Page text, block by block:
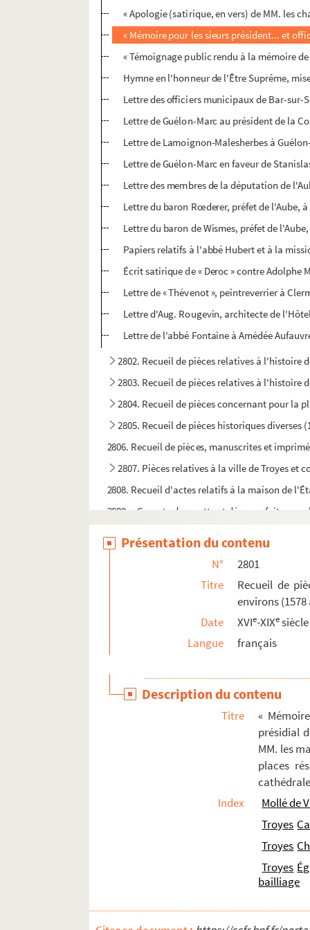
« Apologie (satirique, en vers) de MM. les
« Mémoire pour les sieurs président... et
« Témoignage public rendu à la mémoire
Hymne en l'honneur de l'Être Suprême,
Lettre des officiers municipaux de Bar-sur-
Lettre de Guélon-Marc au président de la
Lettre de Lamoignon-Malesherbes à
Lettre de Guélon-Marc en faveur de
Lettre des membres de la députation de
Lettre du baron Rœderer, préfet de l'Aube,
Lettre du baron de Wismes, préfet de
Papiers relatifs à l'abbé Hubert et à la
Écrit satirique de « Deroc » contre Adolphe
Lettre de « Thévenot », peintreverrier à
Lettre d'Aug. Rougevin, architecte de
Lettre de l'abbé Fontaine à Amédée
2802. Recueil de pièces relatives à l'histoire
2803. Recueil de pièces relatives à l'histoire
2804. Recueil de pièces concernant pour la
2805. Recueil de pièces historiques diverses
2806. Recueil de pièces, manuscrites et
2807. Pièces relatives à la ville de Troyes et
2808. Recueil d'actes relatifs à la maison de
2809. « Compte de recette et dépense faite
2813. « Le doigt de Dieu », vers, par Louis Morin
2814. « Plan d'une ferme scituée à Valantigni
2815. Documents manuscrits et imprimés,
2817. Recueil de lettres, dont la plupart
2818. Inventaire des titres de la ville de
Dieu et l'homme
2820. « Essay de métaphysique dans les
2821. Traité des opérations de chirurgie
2822. Choix de chants religieux, par l'abbé
2823. Recueil de pièces relatives aux
2824. Livre d'adresses de Lombard-Bourbon,
2825. Recueil de papiers relatifs à diverses
2826. « Recueil de plusieurs avis et
Présentation du contenu
N°
2801
Titre
Recueil de
environs
Date
XVIe-XIXesiècle
Langue
français
Description du contenu
Titre
«
présidial
MM. les
places
Index
Mollé de
Troyes
Troyes
Troyes
bailliage